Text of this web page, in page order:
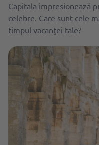
Capitala impresionează
celebre. Care sunt cele
timpul vacanţei tale?